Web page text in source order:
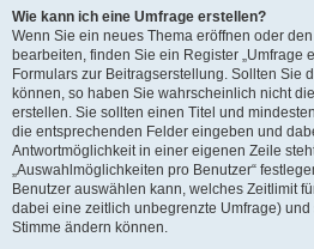
Wie kann ich eine Umfrage erstellen?
Wenn Sie ein neues Thema eröffnen oder
bearbeiten, finden Sie ein Register „Umfrage
Formulars zur Beitragserstellung. Sollten Sie
können, so haben Sie wahrscheinlich nicht
erstellen. Sie sollten einen Titel und
die entsprechenden Felder eingeben und
Antwortmöglichkeit in einer eigenen Zeile
„Auswahlmöglichkeiten pro Benutzer“
Benutzer auswählen kann, welches Zeitlimit
dabei eine zeitlich unbegrenzte Umfrage)
Stimme ändern können.